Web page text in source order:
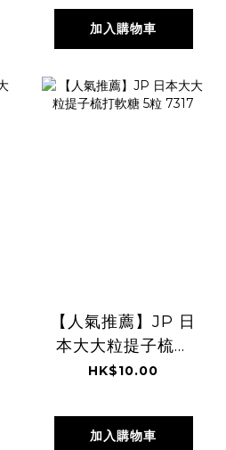
加入購物車
【人氣推薦】JP 日
本大大粒提子梳打
軟糖 5粒 7317
HK$10.00
加入購物車